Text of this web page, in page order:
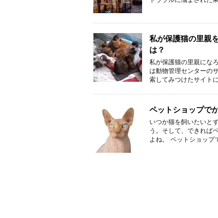
私が保護猫の里親
は？
私が保護猫の里親にな
は動物管理センターの
索してみつけたサイト
ペットショップで
いつか猫を飼いたいと
う。そして、できれば
よね。 ペットショッ